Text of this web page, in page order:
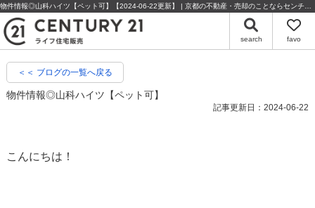
search favo
＜＜ ブログの一覧へ戻る
物件情報◎山科ハイツ【ペット可】
記事更新日：2024-06-22
こんにちは！